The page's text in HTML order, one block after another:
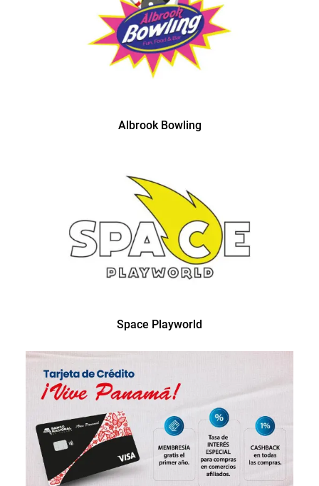
Albrook Bowling
Space Playworld